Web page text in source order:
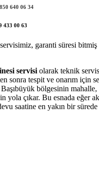
640 06 34
433 00 63
garanti süresi bitmiş
servisi olarak teknik
tespit ve onarım için
bölgesinin
çıkar. Bu esnada eğer
saatine en yakın bir